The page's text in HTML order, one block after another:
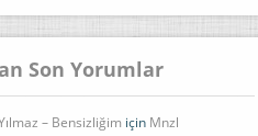
Son Yorumlar
– Bensizliğim için Mnzl